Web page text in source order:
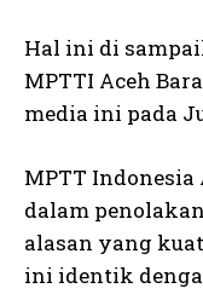
Hal ini di
MPTTI Aceh
media ini pada
MPTT Indonesia
dalam
alasan yang
ini identik